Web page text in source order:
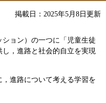
掲載日：2025年5月8日更新
ョン）の一つに「児童生徒
，進路と社会的自立を実現
進路について考える学習を